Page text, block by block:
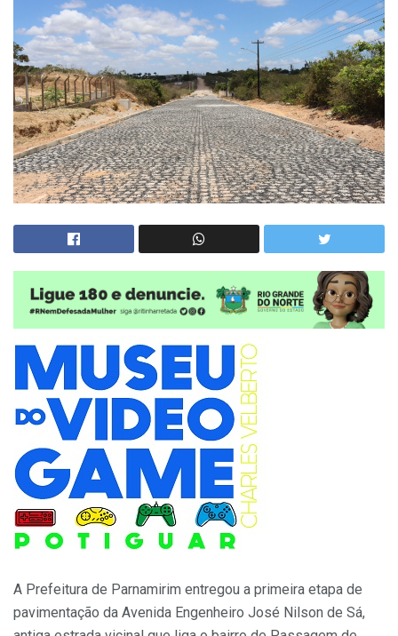
A Prefeitura de Parnamirim entregou a primeira etapa de
pavimentação da Avenida Engenheiro José Nilson de Sá,